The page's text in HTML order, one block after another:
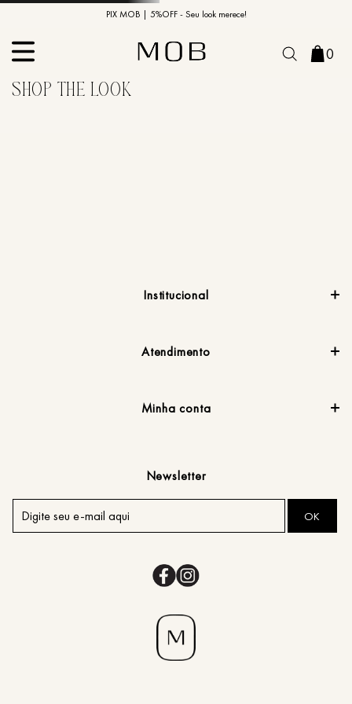
PIX MOB | 5%OFF - Seu look merece!
10% OFF na primeira compra | Cupom: BEMVINDO10*
0
Institucional
Atendimento
Minha conta
Newsletter
OK